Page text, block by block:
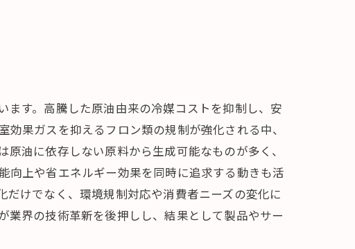
す。高騰した原油由来の冷媒コストを抑制し、安
果ガスを抑えるフロン類の規制が強化される中、
油に依存しない原料から生成可能なものが多く、
向上や省エネルギー効果を同時に追求する動きも活
けでなく、環境規制対応や消費者ニーズの変化に
界の技術革新を後押しし、結果として製品やサー